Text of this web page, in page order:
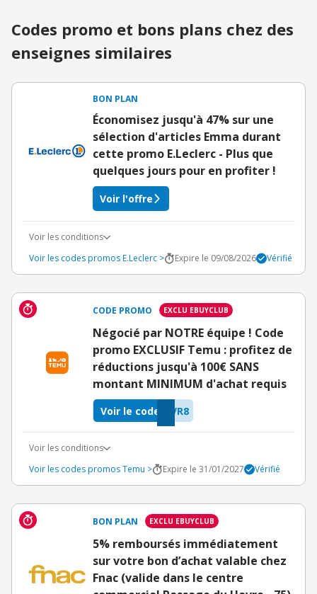
Codes promo et bons plans chez des
enseignes similaires
BON PLAN
Économisez jusqu'à 47% sur une
sélection d'articles Emma durant
cette promo E.Leclerc - Plus que
quelques jours pour en profiter !
Voir l'offre
Voir les conditions
Voir les codes promos E.Leclerc >
Expire le 09/08/2026 Vérifié
CODE PROMO EXCLU EBUYCLUB
Négocié par NOTRE équipe ! Code
promo EXCLUSIF Temu : profitez de
réductions jusqu'à 100€ SANS
montant MINIMUM d'achat requis
VR8
Voir le code
Voir les conditions
Voir les codes promos Temu >
Expire le 31/01/2027 Vérifié
BON PLAN EXCLU EBUYCLUB
5% remboursés immédiatement
sur votre bon d’achat valable chez
Fnac (valide dans le centre